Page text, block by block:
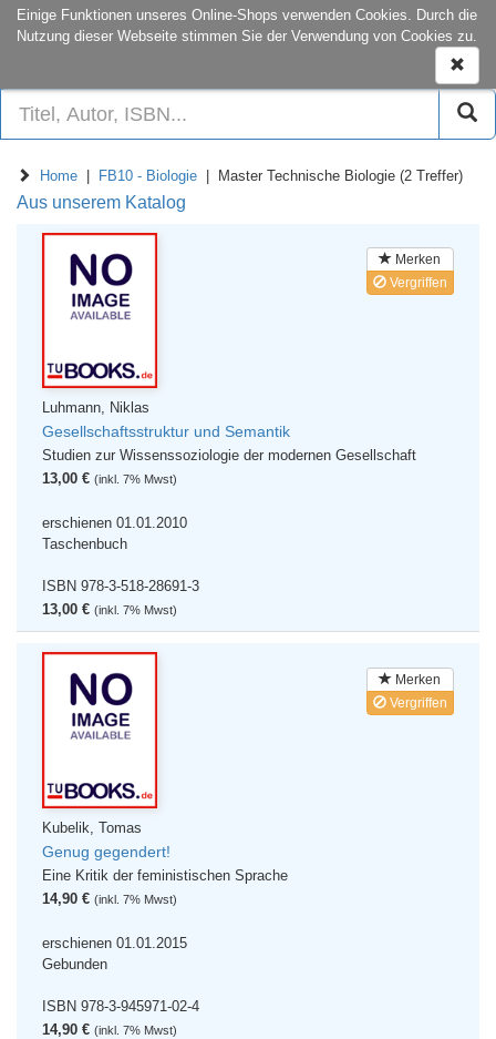
Einige Funktionen unseres Online-Shops verwenden Cookies. Durch die
Nutzung dieser Webseite stimmen Sie der Verwendung von Cookies zu.
onCampus:S1|03 +49 6151-16-22444
ein-/
Home FB10 - Biologie | Master Technische Biologie (2 Treffer)
Aus unserem Katalog
Merken
Vergriffen
Luhmann, Niklas
Gesellschaftsstruktur und Semantik
Studien zur Wissenssoziologie der modernen Gesellschaft
13,00 € (inkl. 7% Mwst)
erschienen 01.01.2010
Taschenbuch
ISBN 978-3-518-28691-3
13,00 € (inkl. 7% Mwst)
Merken
Vergriffen
Kubelik, Tomas
Genug gegendert!
Eine Kritik der feministischen Sprache
14,90 € (inkl. 7% Mwst)
erschienen 01.01.2015
Gebunden
ISBN 978-3-945971-02-4
14,90 € (inkl. 7% Mwst)